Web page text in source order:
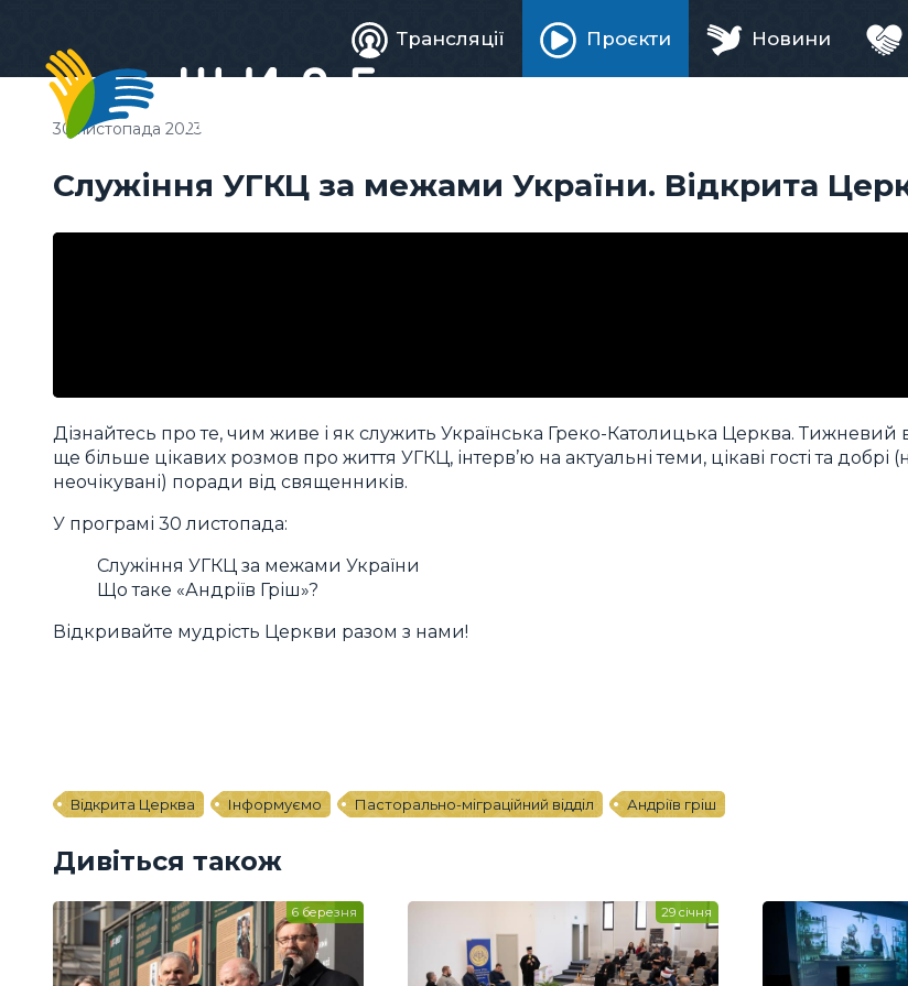
Живе
телебачення
Трансляції Проєкти Новини
Служіння УГКЦ за межами України. Відкрита
30 листопада 2023
Дізнайтесь про те, чим живе і як служить Українська Греко-Католицька Церква. Тижневий
ще більше цікавих розмов про життя УГКЦ, інтерв’ю на актуальні теми, цікаві гості та добрі
неочікувані) поради від священників.
У програмі 30 листопада:
Служіння УГКЦ за межами України
Що таке «Андріїв Гріш»?
Відкривайте мудрість Церкви разом з нами!
Відкрита Церква Інформуємо Пасторально-міграційний відділ Андріїв гріш
Дивіться також
6 березня 29 січня